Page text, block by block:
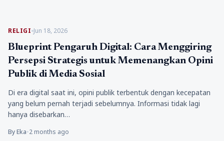
RELIGI Jun 18, 2026
Blueprint Pengaruh Digital: Cara Menggiring
Persepsi Strategis untuk Memenangkan Opini
Publik di Media Sosial
Di era digital saat ini, opini publik terbentuk dengan kecepatan
yang belum pernah terjadi sebelumnya. Informasi tidak lagi
hanya disebarkan…
By Eka•2 months ago